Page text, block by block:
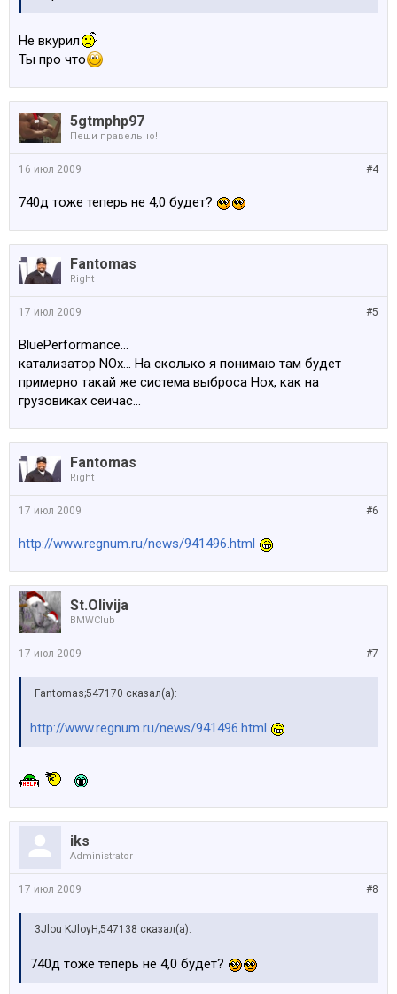
Не вкурил
Ты про что
5gtmphp97
Пеши правельно!
#4
16 июл 2009
740д тоже теперь не 4,0 будет?
Fantomas
Right
#5
17 июл 2009
BluePerformance...
катализатор NOx... На сколько я понимаю там будет
примерно такай же система выброса Нох, как на
грузовиках сеичас...
Fantomas
Right
#6
17 июл 2009
http://www.regnum.ru/news/941496.html
St.Olivija
BMWClub
#7
17 июл 2009
Fantomas;547170 сказал(а):
http://www.regnum.ru/news/941496.html
iks
Administrator
#8
17 июл 2009
3Jlou KJloyH;547138 сказал(а):
740д тоже теперь не 4,0 будет?